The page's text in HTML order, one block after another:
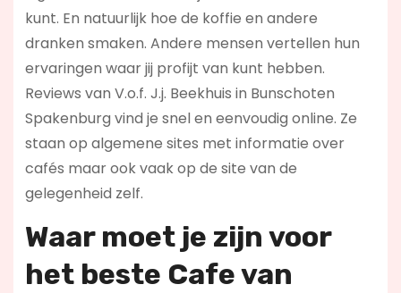
kunt. En natuurlijk hoe de koffie en andere
dranken smaken. Andere mensen vertellen hun
ervaringen waar jij profijt van kunt hebben.
Reviews van V.o.f. J.j. Beekhuis in Bunschoten
Spakenburg vind je snel en eenvoudig online. Ze
staan op algemene sites met informatie over
cafés maar ook vaak op de site van de
gelegenheid zelf.
Waar moet je zijn voor
het beste Cafe van